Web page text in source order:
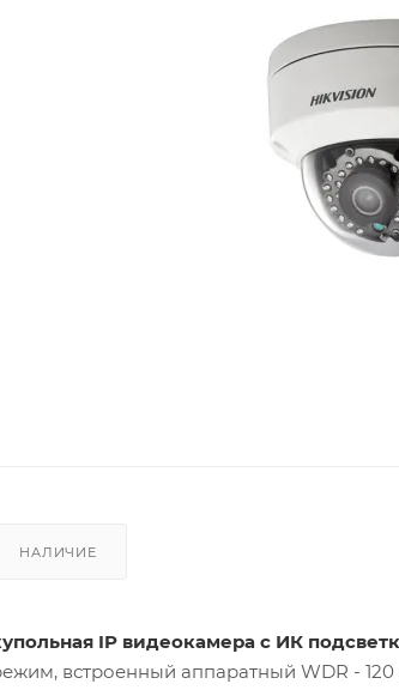
НАЛИЧИЕ
IP видеокамера с ИК
встроенный аппаратный WDR - 120